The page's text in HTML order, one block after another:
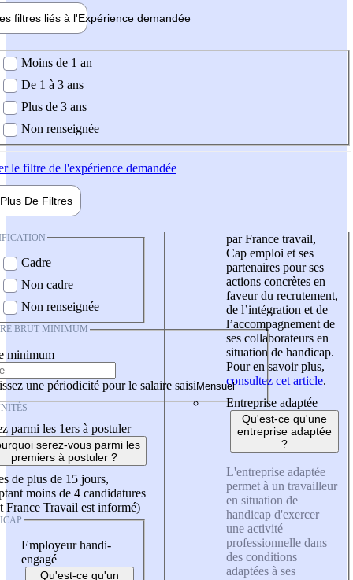
filtres liés à l'Expérience demandée
demandée
Moins de 1 an
De 1 à 3 ans
Plus de 3 ans
Non renseignée
le filtre de l'expérience demandée
Plus De Filtres
Cadre
Non cadre
Non renseignée
BRUT MINIMUM
minimum
une périodicité pour le salaire saisi
parmi les 1ers à postuler
serez-vous parmi les
premiers à postuler ?
de plus de 15 jours,
moins de 4 candidatures
France Travail est informé)
Employeur handi-
engagé
Qu'est-ce qu'un
par France travail,
Cap emploi et ses
partenaires pour ses
actions concrètes en
faveur du recrutement,
de l’intégration et de
l’accompagnement de
ses collaborateurs en
situation de handicap.
Pour en savoir plus,
consultez cet article.
Entreprise adaptée
Qu'est-ce qu'une
entreprise adaptée
?
L'entreprise adaptée
permet à un travailleur
en situation de
handicap d'exercer
une activité
professionnelle dans
des conditions
adaptées à ses